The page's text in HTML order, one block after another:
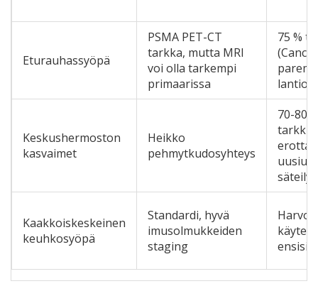
Eturauhassyöpä
PSMA PET-CT
tarkka, mutta MRI
voi olla tarkempi
primaarissa
75 %
lantion
Keskushermoston
kasvaimet
Heikko
pehmytkudosyhteys
70-80
Kaakkoiskeskeinen
keuhkosyöpä
Standardi, hyvä
imusolmukkeiden
staging